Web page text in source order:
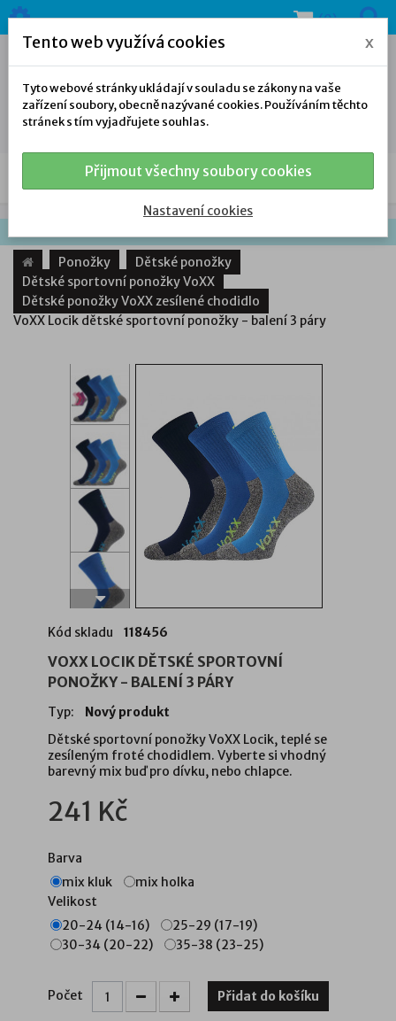
(0)
NAŠE NABÍDKA
Ponožky
Dětské ponožky
Dětské sportovní ponožky VoXX
Dětské ponožky VoXX zesílené chodidlo
VoXX Locik dětské sportovní ponožky - balení 3 páry
Kód skladu 118456
VOXX LOCIK DĚTSKÉ SPORTOVNÍ
PONOŽKY - BALENÍ 3 PÁRY
Typ:
Nový produkt
Dětské sportovní ponožky VoXX Locik, teplé se
zesíleným froté chodidlem. Vyberte si vhodný
barevný mix buď pro dívku, nebo chlapce.
241 Kč
Barva
mix kluk
mix holka
Velikost
20-24 (14-16)
25-29 (17-19)
30-34 (20-22)
35-38 (23-25)
Počet Přidat do košíku
Tento web využívá cookies x
Tyto webové stránky ukládají v souladu se zákony na vaše
zařízení soubory, obecně nazývané cookies. Používáním těchto
stránek s tím vyjadřujete souhlas.
Přijmout všechny soubory cookies
Nastavení cookies